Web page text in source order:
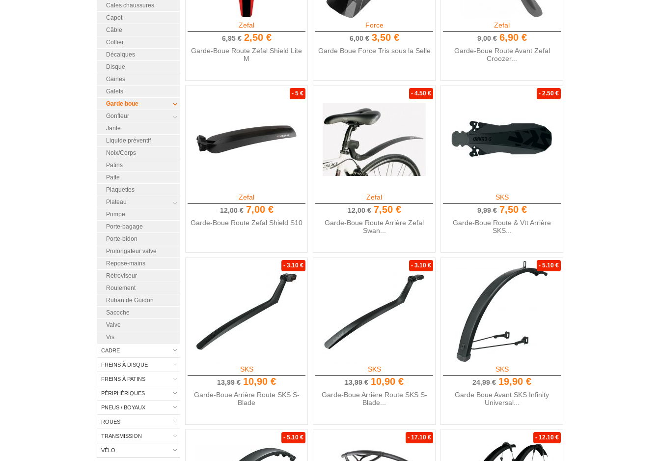
Cales chaussures
Capot
Câble
Collier
Décalques
Disque
Gaines
Galets
Garde boue
Gonfleur
Jante
Liquide préventif
Noix/Corps
Patins
Patte
Plaquettes
Plateau
Pompe
Porte-bagage
Porte-bidon
Prolongateur valve
Repose-mains
Rétroviseur
Roulement
Ruban de Guidon
Sacoche
Valve
Vis
CADRE
FREINS À DISQUE
FREINS À PATINS
PÉRIPHÉRIQUES
PNEUS / BOYAUX
ROUES
TRANSMISSION
VÉLO
Zefal
6,95 € 2,50 €
Garde-Boue Route Zefal Shield Lite
M
Force
6,00 € 3,50 €
Garde Boue Force Tris sous la Selle
Zefal
9,00 € 6,90 €
Garde-Boue Route Avant Zefal
Croozer...
- 5 €
Zefal
12,00 € 7,00 €
Garde-Boue Route Zefal Shield S10
- 4.50 €
Zefal
12,00 € 7,50 €
Garde-Boue Route Arrière Zefal
Swan...
- 2.50 €
SKS
9,99 € 7,50 €
Garde-Boue Route & Vtt Arrière
SKS...
- 3.10 €
SKS
13,99 € 10,90 €
Garde-Boue Arrière Route SKS S-
Blade
- 3.10 €
SKS
13,99 € 10,90 €
Garde-Boue Arrière Route SKS S-
Blade...
- 5.10 €
SKS
24,99 € 19,90 €
Garde Boue Avant SKS Infinity
Universal...
- 5.10 € - 17.10 € - 12.10 €